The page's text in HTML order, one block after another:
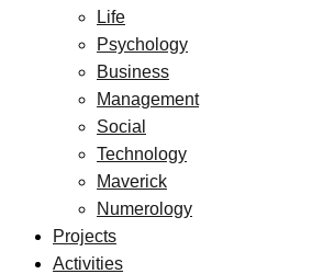
Life
Psychology
Business
Management
Social
Technology
Maverick
Numerology
Projects
Activities